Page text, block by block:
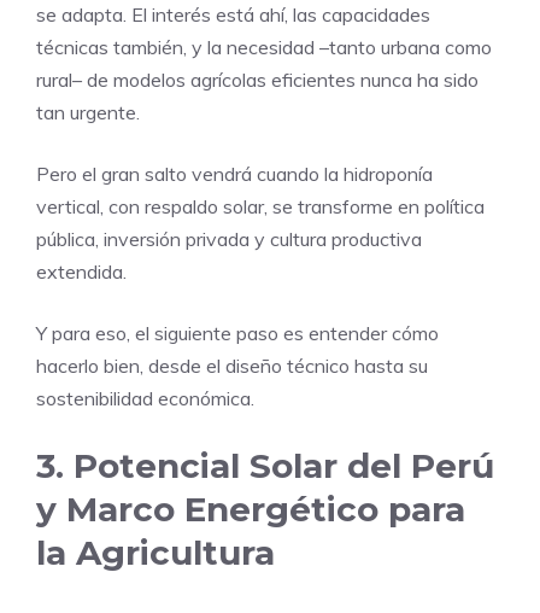
se adapta. El interés está ahí, las capacidades
técnicas también, y la necesidad –tanto urbana como
rural– de modelos agrícolas eficientes nunca ha sido
tan urgente.
Pero el gran salto vendrá cuando la hidroponía
vertical, con respaldo solar, se transforme en política
pública, inversión privada y cultura productiva
extendida.
Y para eso, el siguiente paso es entender cómo
hacerlo bien, desde el diseño técnico hasta su
sostenibilidad económica.
3. Potencial Solar del Perú
y Marco Energético para
la Agricultura